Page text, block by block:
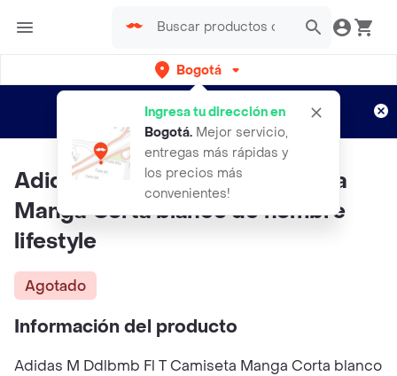
Bogotá
Ingresa tu dirección en
Bogotá. Mejor servicio,
entregas más rápidas y
los precios más
convenientes!
envíos gratis por semanas
Aplican TyC
Adidas M Ddlbmb Fl T Camiseta
Manga Corta blanco de hombre
lifestyle
Agotado
Información del producto
Adidas M Ddlbmb Fl T Camiseta Manga Corta blanco